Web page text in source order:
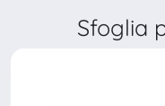
Sfoglia